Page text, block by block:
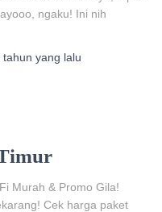
ngaku! Ini nih
tahun yang lalu
Murah & Promo Gila!
Cek harga paket